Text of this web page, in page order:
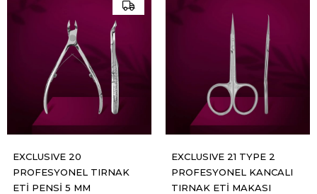
EXCLUSIVE 20
PROFESYONEL TIRNAK
ETİ PENSİ 5 MM
EXCLUSIVE 21 TYPE 2
PROFESYONEL KANCALI
TIRNAK ETİ MAKASI